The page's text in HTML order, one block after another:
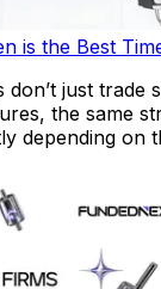
is the Best
just trade
the same
depending on